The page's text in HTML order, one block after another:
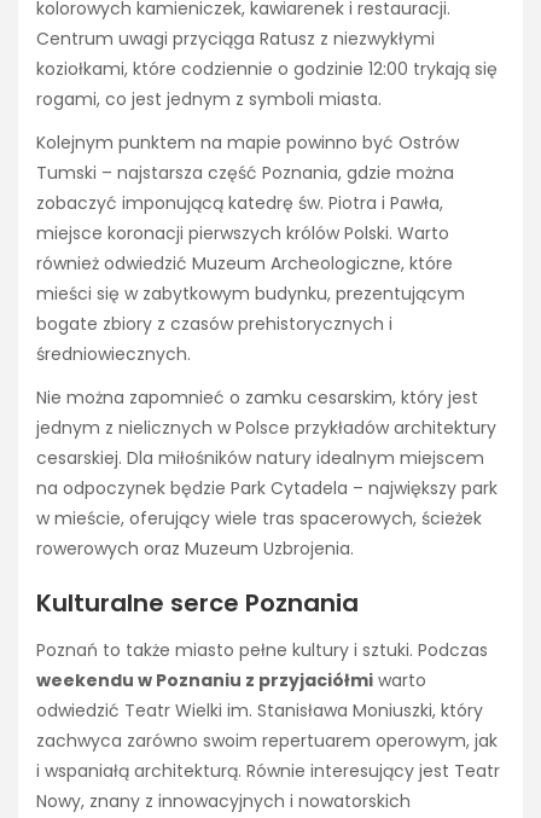
kolorowych kamieniczek, kawiarenek i restauracji.
Centrum uwagi przyciąga Ratusz z niezwykłymi
koziołkami, które codziennie o godzinie 12:00 trykają się
rogami, co jest jednym z symboli miasta.
Kolejnym punktem na mapie powinno być Ostrów
Tumski – najstarsza część Poznania, gdzie można
zobaczyć imponującą katedrę św. Piotra i Pawła,
miejsce koronacji pierwszych królów Polski. Warto
również odwiedzić Muzeum Archeologiczne, które
mieści się w zabytkowym budynku, prezentującym
bogate zbiory z czasów prehistorycznych i
średniowiecznych.
Nie można zapomnieć o zamku cesarskim, który jest
jednym z nielicznych w Polsce przykładów architektury
cesarskiej. Dla miłośników natury idealnym miejscem
na odpoczynek będzie Park Cytadela – największy park
w mieście, oferujący wiele tras spacerowych, ścieżek
rowerowych oraz Muzeum Uzbrojenia.
Kulturalne serce Poznania
Poznań to także miasto pełne kultury i sztuki. Podczas
weekendu w Poznaniu z przyjaciółmi warto
odwiedzić Teatr Wielki im. Stanisława Moniuszki, który
zachwyca zarówno swoim repertuarem operowym, jak
i wspaniałą architekturą. Równie interesujący jest Teatr
Nowy, znany z innowacyjnych i nowatorskich